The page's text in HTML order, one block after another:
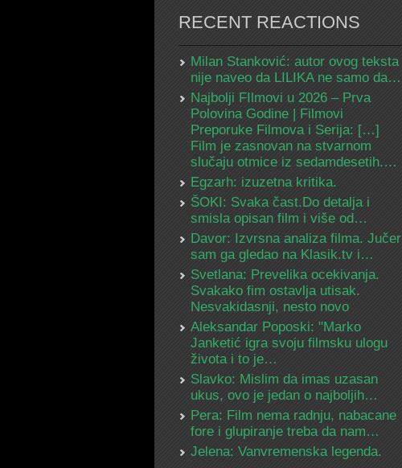
RECENT REACTIONS
Milan Stanković: autor ovog teksta
nije naveo da LILIKA ne samo da…
Najbolji FIlmovi u 2026 – Prva
Polovina Godine | Filmovi
Preporuke Filmova i Serija: […]
Film je zasnovan na stvarnom
slučaju otmice iz sedamdesetih.…
Egzarh: izuzetna kritika.
ŠOKI: Svaka čast.Do detalja i
smisla opisan film i više od…
Davor: Izvrsna analiza filma. Jučer
sam ga gledao na Klasik.tv i…
Svetlana: Prevelika ocekivanja.
Svakako fim ostavlja utisak.
Nesvakidasnji, nesto novo
Aleksandar Poposki: "Marko
Janketić igra svoju filmsku ulogu
života i to je…
Slavko: Mislim da imas uzasan
ukus, ovo je jedan o najboljih…
Pera: Film nema radnju, nabacane
fore i glupiranje treba da nam…
Jelena: Vanvremenska legenda.